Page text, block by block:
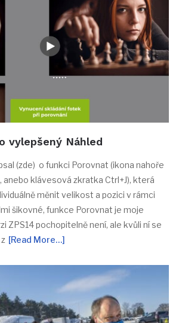
vylepšený Náhled
(zde) o funkci Porovnat (ikona nahoře
anebo klávesová zkratka Ctrl+J), která
měnit velikost a pozici v rámci
šikovné, funkce Porovnat je moje
ZPS14 pochopitelně není, ale kvůli ní se
[Read More…]